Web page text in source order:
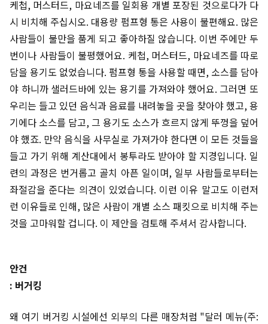
케첩, 머스터드, 마요네즈를 일회용 개별 포장된 것으로다가 다
시 비치해 주십시오. 대용량 펌프형 통은 사용이 불편해요. 많은
사람들이 불만을 품게 되고 좋아하질 않습니다. 이번 주에만 두
번이나 사람들이 불평했어요. 케첩, 머스터드, 마요네즈를 따로
담을 용기도 없었습니다. 펌프형 통을 사용할 때면, 소스를 담아
야 하니까 샐러드바에 있는 용기를 가져와야 했어요. 그러면 또
우리는 들고 있던 음식과 음료를 내려놓을 곳을 찾아야 했고, 용
기에다 소스를 담고, 그 용기도 소스가 흐르지 않게 뚜껑을 덮어
야 했죠. 만약 음식을 사무실로 가져가야 한다면 이 모든 것들을
들고 가기 위해 계산대에서 봉투라도 받아야 할 지경입니다. 일
련의 과정은 번거롭고 골치 아픈 일이며, 일부 사람들로부터는
좌절감을 준다는 의견이 있었습니다. 이런 이유 말고도 이런저
런 이유들로 인해, 많은 사람이 개별 소스 패킷으로 비치해 주는
것을 고마워할 겁니다. 이 제안을 검토해 주셔서 감사합니다.
안건
: 버거킹
왜 여기 버거킹 시설에선 외부의 다른 매장처럼 "달러 메뉴(주: